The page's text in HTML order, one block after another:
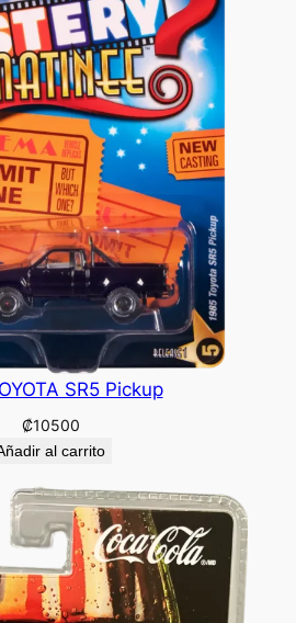
SR5 Pickup
₡10500
al carrito